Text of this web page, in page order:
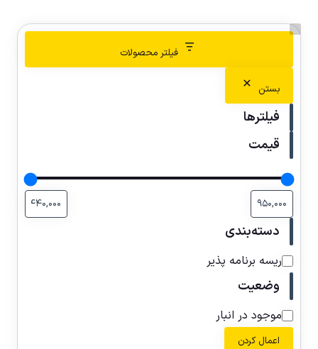
فیلتر محصولات
بستن
فیلترها
قیمت
دسته‌بندی
ریسه برنامه پذیر
وضعیت
موجود در انبار
اعمال کردن